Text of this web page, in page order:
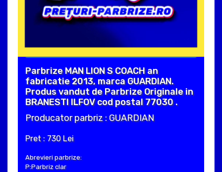
Parbrize MAN LION S COACH an
fabricatie 2013, marca GUARDIAN.
Produs vandut de Parbrize Originale in
BRANESTI ILFOV cod postal 77030 .
Producator parbriz : GUARDIAN
Pret : 730 Lei
Abrevieri parbrize:
P:Parbriz clar